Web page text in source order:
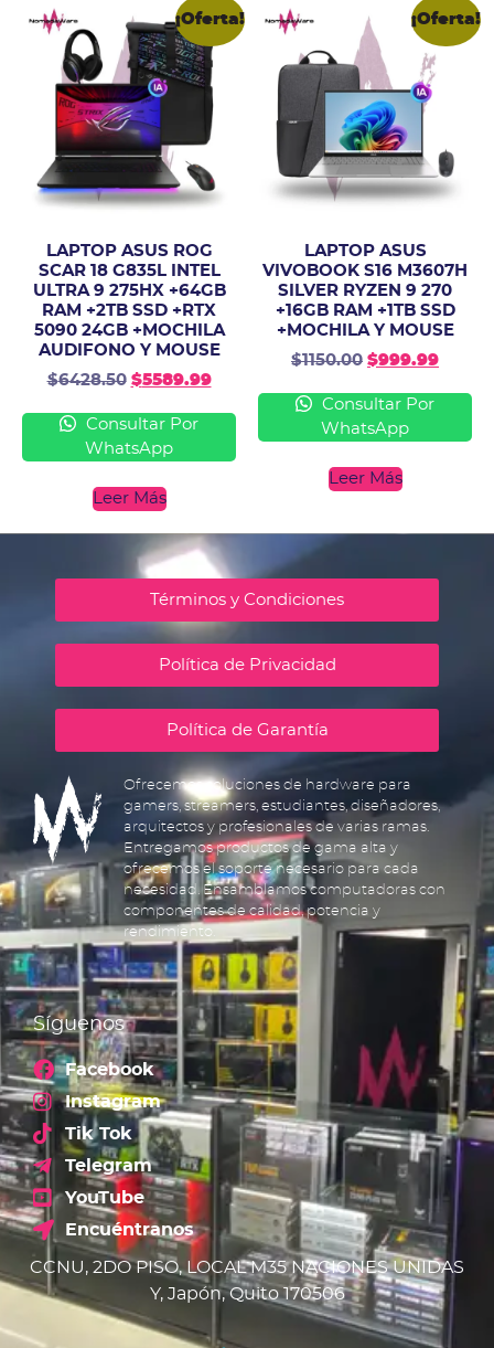
¡Oferta!
LAPTOP ASUS ROG
SCAR 18 G835L INTEL
ULTRA 9 275HX +64GB
RAM +2TB SSD +RTX
5090 24GB +MOCHILA
AUDIFONO Y MOUSE
$6428.50 $5589.99
Consultar Por
WhatsApp
Leer Más
¡Oferta!
LAPTOP ASUS
VIVOBOOK S16 M3607H
SILVER RYZEN 9 270
+16GB RAM +1TB SSD
+MOCHILA Y MOUSE
$1150.00 $999.99
Consultar Por
WhatsApp
Leer Más
Términos y Condiciones
Política de Privacidad
Política de Garantía
Ofrecemos soluciones de hardware para
gamers, streamers, estudiantes, diseñadores,
arquitectos y profesionales de varias ramas.
Entregamos productos de gama alta y
ofrecemos el soporte necesario para cada
necesidad. Ensamblamos computadoras con
componentes de calidad, potencia y
rendimiento.
Síguenos
Facebook
Instagram
Tik Tok
Telegram
YouTube
Encuéntranos
CCNU, 2DO PISO, LOCAL M35 NACIONES UNIDAS
Y, Japón, Quito 170506